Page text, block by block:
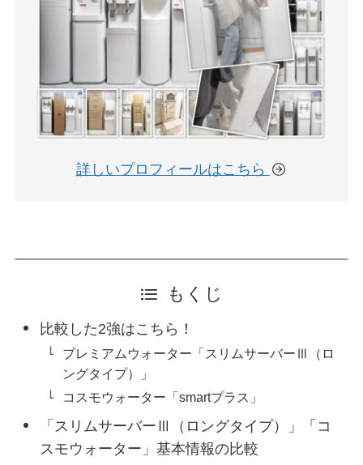
詳しいプロフィールはこちら
もくじ
比較した2強はこちら！
プレミアムウォーター「スリムサーバーⅢ（ロ
ングタイプ）」
コスモウォーター「smartプラス」
「スリムサーバーⅢ（ロングタイプ）」「コ
スモウォーター」基本情報の比較